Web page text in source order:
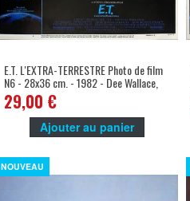
E.T. L'EXTRA-TERRESTRE Photo de film
N6 - 28x36 cm. - 1982 - Dee Wallace,
Steven Spielberg -
29,00 €
Ajouter au panier
NOUVEAU